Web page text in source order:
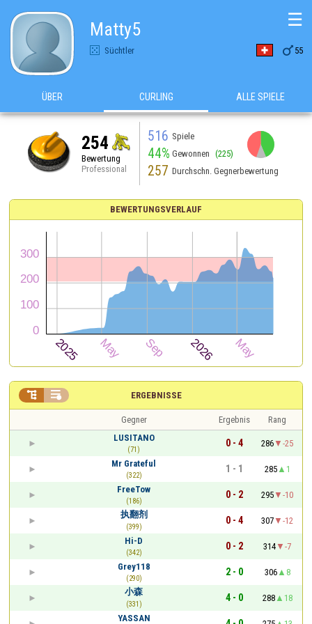
Matty5
Süchtler  55
☰
ÜBER CURLING ALLE SPIELE
254
Bewertung
Professional
516 Spiele
44% Gewonnen (225)
257 Durchschn. Gegnerbewertung
BEWERTUNGSVERLAUF
ERGEBNISSE
 
Gegner Ergebnis
Rang
LUSITANO
(71)
0 - 4 286
-25
Mr Grateful
(322)
1 - 1 285
1
FreeTow
(186)
0 - 2 295
-10
执翻剂
(399)
0 - 4 307
-12
Hi-D
(342)
0 - 2 314
-7
Grey118
(290)
2 - 0 306
8
小森
(331)
4 - 0 288
18
YASSAN